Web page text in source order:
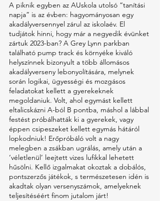
A piknik egyben az AUskola utolsó “tanítási
napja” is az évben: hagyományosan egy
akadályversennyel zárul az iskolaév. El
tudjátok hinni, hogy már a negyedik évünket
zártuk 2023-ban? A Grey Lynn parkban
található pump track és környéke kiváló
helyszínnek bizonyult a több állomásos
akadályverseny lebonyolítására, melynek
során logikai, ügyességi és mozgásos
feladatokat kellett a gyerekeknek
megoldaniuk. Volt, ahol egymást kellett
eltalicskázni A-ból B pontba, máshol a lábbal
festést próbálhatták ki a gyerekek, vagy
éppen csipeszeket kellett egymás hátáról
lopkodniuk! Erőpróbáló volt a nagy
melegben a zsákban ugrálás, amely után a
‘véletlenül’ leejtett vizes lufikkal lehetett
hűsölni. Kellő izgalmakat okoztak a dobálós,
pontszerzős játékok, s természetesen idén is
akadtak olyan versenyszámok, amelyeknek
teljesítéséért finom jutalom járt!